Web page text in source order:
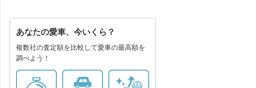
あなたの愛車、今いくら？
複数社の査定額を比較して愛車の最高額を
調べよう！